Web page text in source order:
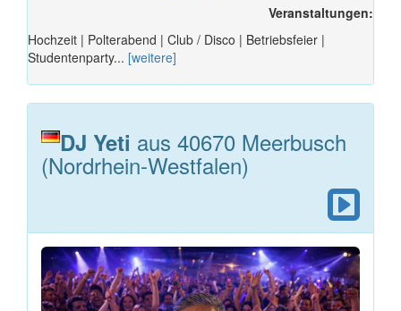
Veranstaltungen:
Hochzeit | Polterabend | Club / Disco | Betriebsfeier |
Studentenparty... [weitere]
DJ Yeti aus 40670 Meerbusch
(Nordrhein-Westfalen)